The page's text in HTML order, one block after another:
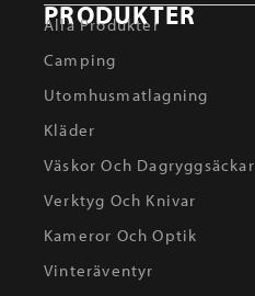
PRODUKTER
Alla Produkter
Camping
Utomhusmatlagning
Kläder
Väskor Och Dagryggsäckar
Verktyg Och Knivar
Kameror Och Optik
Vinteräventyr